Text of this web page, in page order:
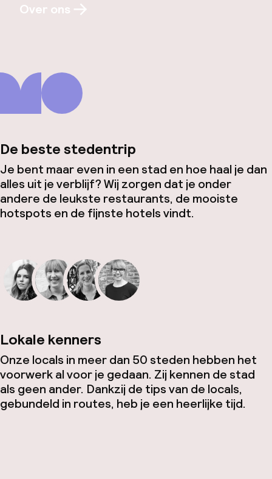
Over ons
De beste stedentrip
Je bent maar even in een stad en hoe haal je dan
alles uit je verblijf? Wij zorgen dat je onder
andere de leukste restaurants, de mooiste
hotspots en de fijnste hotels vindt.
Lokale kenners
Onze locals in meer dan 50 steden hebben het
voorwerk al voor je gedaan. Zij kennen de stad
als geen ander. Dankzij de tips van de locals,
gebundeld in routes, heb je een heerlijke tijd.